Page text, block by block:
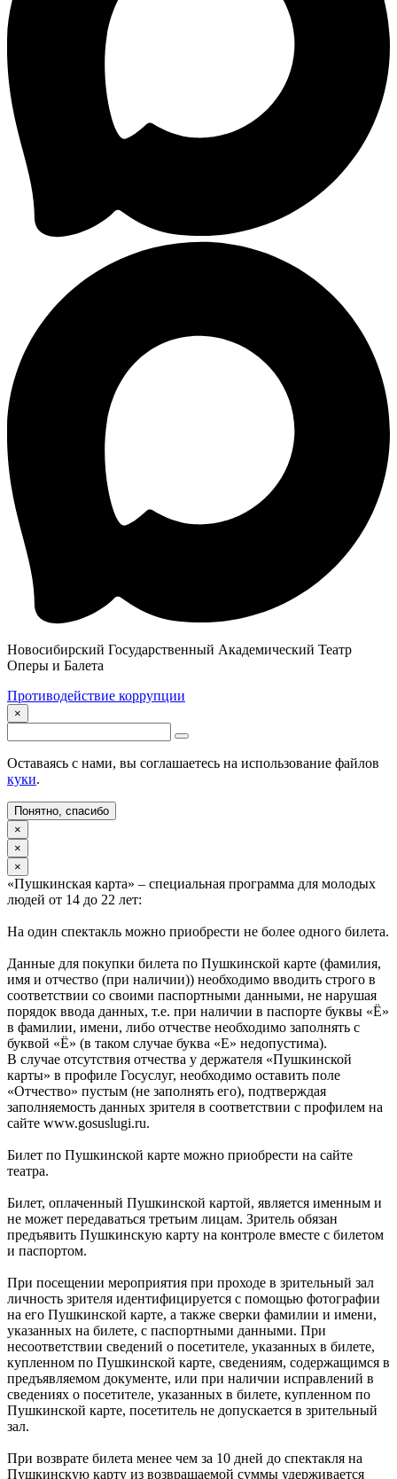
Новосибирский Государственный Академический Театр
Оперы и Балета
Противодействие коррупции
×
Оставаясь с нами, вы соглашаетесь на использование файлов
куки.
Понятно, спасибо
×
×
×
«Пушкинская карта» – специальная программа для молодых
людей от 14 до 22 лет:
На один спектакль можно приобрести не более одного билета.
Данные для покупки билета по Пушкинской карте (фамилия,
имя и отчество (при наличии)) необходимо вводить строго в
соответствии со своими паспортными данными, не нарушая
порядок ввода данных, т.е. при наличии в паспорте буквы «Ё»
в фамилии, имени, либо отчестве необходимо заполнять с
буквой «Ё» (в таком случае буква «Е» недопустима).
В случае отсутствия отчества у держателя «Пушкинской
карты» в профиле Госуслуг, необходимо оставить поле
«Отчество» пустым (не заполнять его), подтверждая
заполняемость данных зрителя в соответствии с профилем на
сайте www.gosuslugi.ru.
Билет по Пушкинской карте можно приобрести на сайте
театра.
Билет, оплаченный Пушкинской картой, является именным и
не может передаваться третьим лицам. Зритель обязан
предъявить Пушкинскую карту на контроле вместе с билетом
и паспортом.
При посещении мероприятия при проходе в зрительный зал
личность зрителя идентифицируется с помощью фотографии
на его Пушкинской карте, а также сверки фамилии и имени,
указанных на билете, с паспортными данными. При
несоответствии сведений о посетителе, указанных в билете,
купленном по Пушкинской карте, сведениям, содержащимся в
предъявляемом документе, или при наличии исправлений в
сведениях о посетителе, указанных в билете, купленном по
Пушкинской карте, посетитель не допускается в зрительный
зал.
При возврате билета менее чем за 10 дней до спектакля на
Пушкинскую карту из возвращаемой суммы удерживается